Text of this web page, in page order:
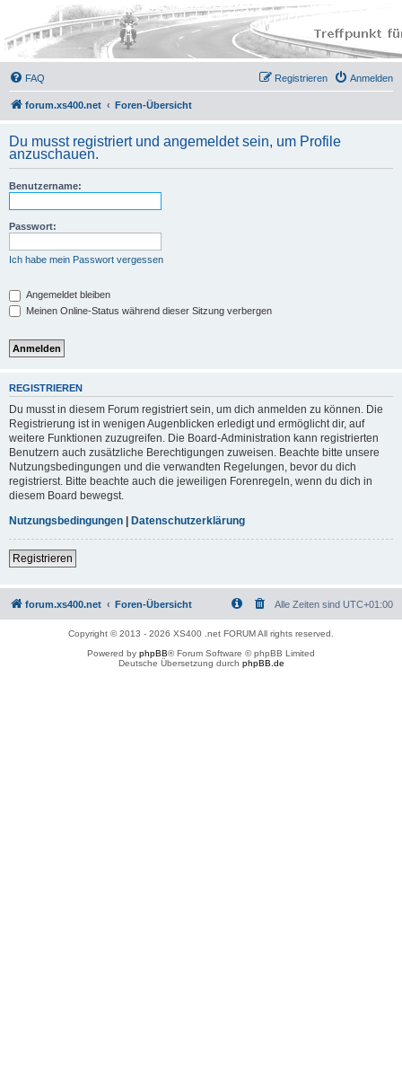
FAQ Anmelden
Registrieren
forum.xs400.net Foren-Übersicht
Du musst registriert und angemeldet sein, um Profile
anzuschauen.
Benutzername:
Passwort:
Ich habe mein Passwort vergessen
Angemeldet bleiben
Meinen Online-Status während dieser Sitzung verbergen
REGISTRIEREN
Du musst in diesem Forum registriert sein, um dich anmelden zu können. Die
Registrierung ist in wenigen Augenblicken erledigt und ermöglicht dir, auf
weitere Funktionen zuzugreifen. Die Board-Administration kann registrierten
Benutzern auch zusätzliche Berechtigungen zuweisen. Beachte bitte unsere
Nutzungsbedingungen und die verwandten Regelungen, bevor du dich
registrierst. Bitte beachte auch die jeweiligen Forenregeln, wenn du dich in
diesem Board bewegst.
Nutzungsbedingungen | Datenschutzerklärung
Registrieren
forum.xs400.net Foren-Übersicht Alle Zeiten sind UTC+01:00
Copyright © 2013 - 2026 XS400 .net FORUM All rights reserved.
Powered by phpBB® Forum Software © phpBB Limited
Deutsche Übersetzung durch phpBB.de